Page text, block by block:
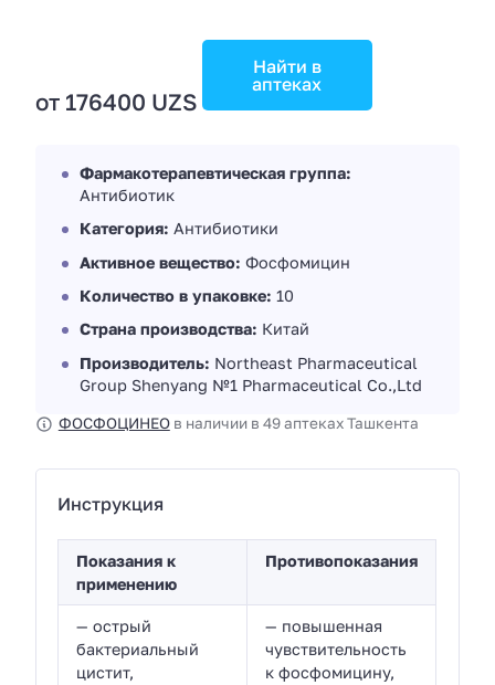
от 176400 UZS
Найти в
аптеках
Фармакотерапевтическая группа:
Антибиотик
Категория: Антибиотики
Активное вещество: Фосфомицин
Количество в упаковке: 10
Страна производства: Китай
Производитель: Northeast Pharmaceutical
Group Shenyang №1 Pharmaceutical Co.,Ltd
ФОСФОЦИНЕОв наличии в 49 аптеках Ташкента
Инструкция
Показания к
применению
Противопоказания
— острый
бактериальный
цистит,
— повышенная
чувствительность
к фосфомицину,